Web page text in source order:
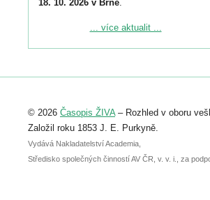
18. 10. 2026 v Brně.
Podrobnější informace ke konferenci
Registrovat se můžete do 6. září.
abstraktu přihlášené přednášky nebo
posteru je už 30. června.
... více aktualit ...
© 2026 Časopis ŽIVA– Rozhled v oboru
Založil roku 1853 J. E. Purkyně.
Vydává Nakladatelství Academia,
Středisko společných činností AV ČR, v. v. i., za